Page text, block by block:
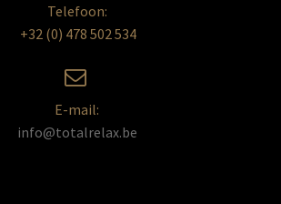
Telefoon:
+32 (0) 478 502 534


E-mail:
info@totalrelax.be